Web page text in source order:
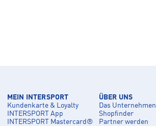
MEIN INTERSPORT
Kundenkarte & Loyalty
INTERSPORT App
INTERSPORT Mastercard®
ÜBER UNS
Das Unternehmen
Shopfinder
Partner werden